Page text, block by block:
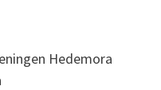
Hedemora